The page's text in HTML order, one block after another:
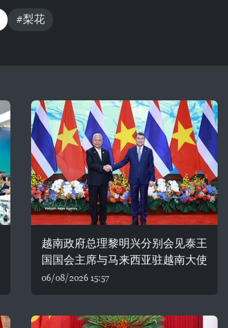
#梨花
越南政府总理黎明兴分别会见泰王
国国会主席与马来西亚驻越南大使
06/08/2026 15:57